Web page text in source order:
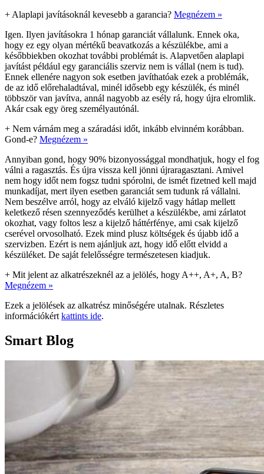
+ Alaplapi javításoknál kevesebb a garancia? Megnézem »
Igen. Ilyen javításokra 1 hónap garanciát vállalunk. Ennek oka,
hogy ez egy olyan mértékű beavatkozás a készülékbe, ami a
későbbiekben okozhat további problémát is. Alapvetően alaplapi
javítást például egy garanciális szerviz nem is vállal (nem is tud).
Ennek ellenére nagyon sok esetben javíthatóak ezek a problémák,
de az idő előrehaladtával, minél idősebb egy készülék, és minél
többször van javítva, annál nagyobb az esély rá, hogy újra elromlik.
Akár csak egy öreg személyautónál.
+ Nem várnám meg a száradási időt, inkább elvinném korábban.
Gond-e? Megnézem »
Annyiban gond, hogy 90% bizonyossággal mondhatjuk, hogy el fog
válni a ragasztás. És újra vissza kell jönni újraragasztani. Amivel
nem hogy időt nem fogsz tudni spórolni, de ismét fizetned kell majd
munkadíjat, mert ilyen esetben garanciát sem tudunk rá vállalni.
Nem beszélve arról, hogy az elváló kijelző vagy hátlap mellett
keletkező résen szennyeződés kerülhet a készülékbe, ami zárlatot
okozhat, vagy foltos lesz a kijelző háttérfénye, ami csak kijelző
cserével orvosolható. Ezek mind plusz költségek és újabb idő a
szervizben. Ezért is nem ajánljuk azt, hogy idő előtt elvidd a
készüléket. De saját felelősségre természetesen kiadjuk.
+ Mit jelent az alkatrészeknél az a jelölés, hogy A++, A+, A, B?
Megnézem »
Ezek a jelölések az alkatrész minőségére utalnak. Részletes
információkért kattints ide.
Smart Blog